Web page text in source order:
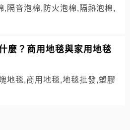
,隔音泡棉,防火泡棉,隔熱泡棉,
麼？商用地毯與家用地毯
地毯,商用地毯,地毯批發,塑膠